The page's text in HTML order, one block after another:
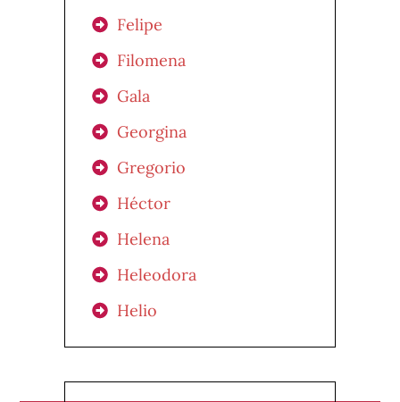
Felipe
Filomena
Gala
Georgina
Gregorio
Héctor
Helena
Heleodora
Helio